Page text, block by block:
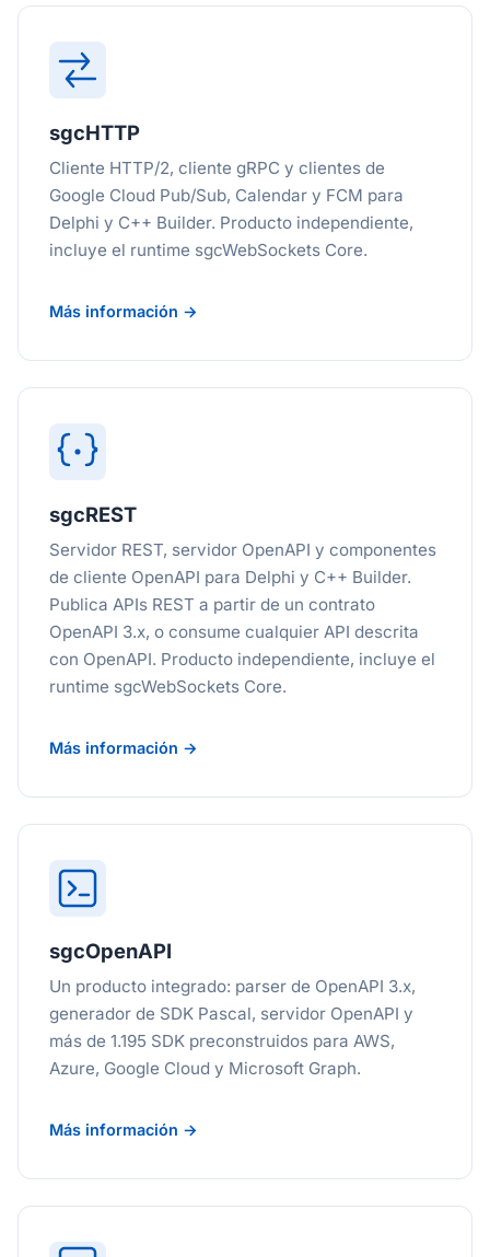
sgcHTTP
Cliente HTTP/2, cliente gRPC y clientes de
Google Cloud Pub/Sub, Calendar y FCM para
Delphi y C++ Builder. Producto independiente,
incluye el runtime sgcWebSockets Core.
Más información →
sgcREST
Servidor REST, servidor OpenAPI y componentes
de cliente OpenAPI para Delphi y C++ Builder.
Publica APIs REST a partir de un contrato
OpenAPI 3.x, o consume cualquier API descrita
con OpenAPI. Producto independiente, incluye el
runtime sgcWebSockets Core.
Más información →
sgcOpenAPI
Un producto integrado: parser de OpenAPI 3.x,
generador de SDK Pascal, servidor OpenAPI y
más de 1.195 SDK preconstruidos para AWS,
Azure, Google Cloud y Microsoft Graph.
Más información →